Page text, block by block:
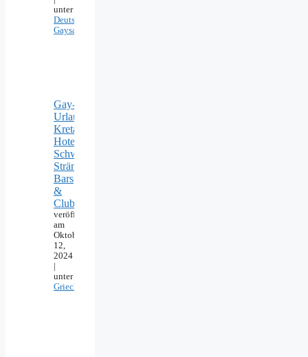
unter
Deutschland
Gaysauna
Gay-
Urlaub
Kreta:
Hotels,
Schwule
Strände,
Bars
&
Clubs
veröffentlicht
am
Oktober
12,
2024
unter
Griechenland